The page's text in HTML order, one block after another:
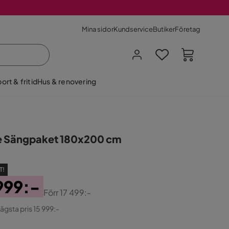
Mina sidorKundserviceButikerFöretag
& fritidHus & renovering
Sängpaket 180x200 cm
Förr17 499:-
pris 15 999:-